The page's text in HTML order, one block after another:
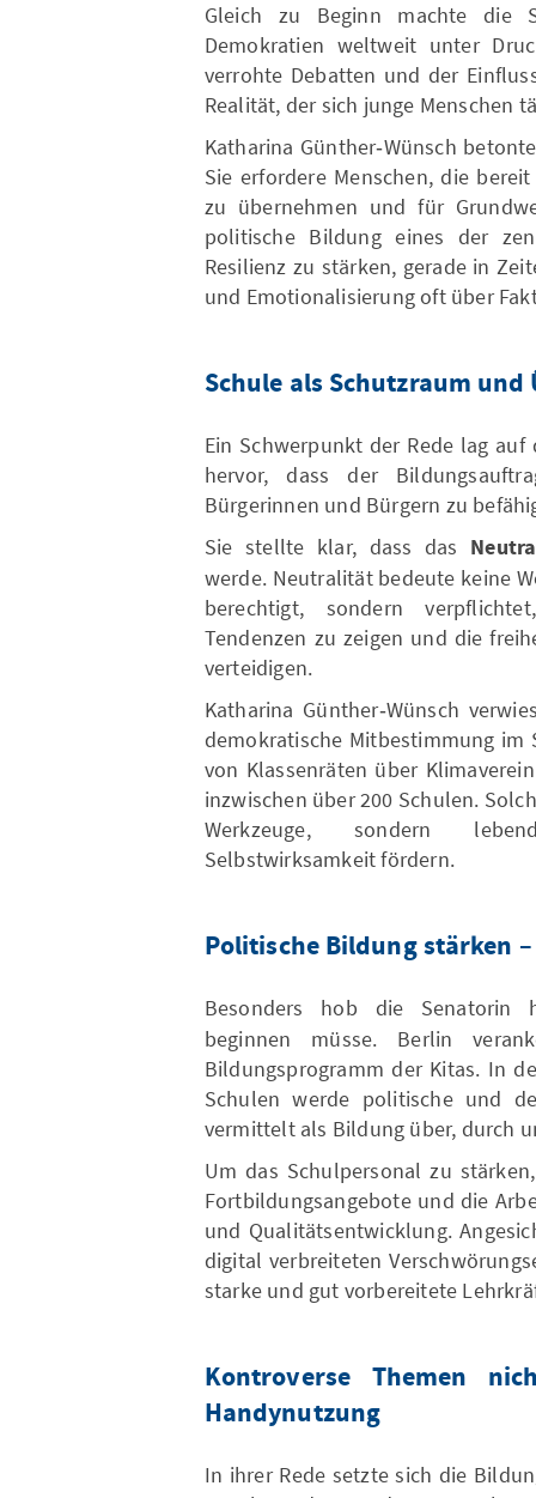
Gleich zu Beginn machte die
Demokratien weltweit unter
verrohte Debatten und der
Realität, der sich junge Menschen
Katharina Günther‑Wünsch
Sie erfordere Menschen, die
zu übernehmen und für
politische Bildung eines der
Resilienz zu stärken, gerade in
und Emotionalisierung oft über
Schule als Schutzraum
Ein Schwerpunkt der Rede lag
hervor, dass der
Bürgerinnen und Bürgern zu
Sie stellte klar, dass das
werde. Neutralität bedeute keine
berechtigt, sondern
Tendenzen zu zeigen und die
verteidigen.
Katharina Günther‑Wünsch
demokratische Mitbestimmung
von Klassenräten über
inzwischen über 200 Schulen.
Werkzeuge, sondern
Selbstwirksamkeit fördern.
Politische Bildung stärken
Besonders hob die Senatorin
beginnen müsse. Berlin
Bildungsprogramm der Kitas. In
Schulen werde politische und
vermittelt als Bildung über, durch
Um das Schulpersonal zu
Fortbildungsangebote und die
und Qualitätsentwicklung.
digital verbreiteten
starke und gut vorbereitete
Kontroverse Themen
Handynutzung
In ihrer Rede setzte sich die